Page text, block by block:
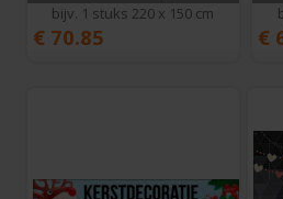
bijv. 1 stuks 220 x 150 cm
€ 70.85 €